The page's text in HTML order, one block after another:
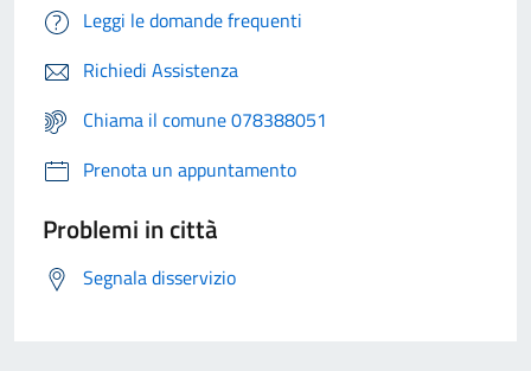
Leggi le domande frequenti
Richiedi Assistenza
Chiama il comune 078388051
Prenota un appuntamento
Problemi in città
Segnala disservizio